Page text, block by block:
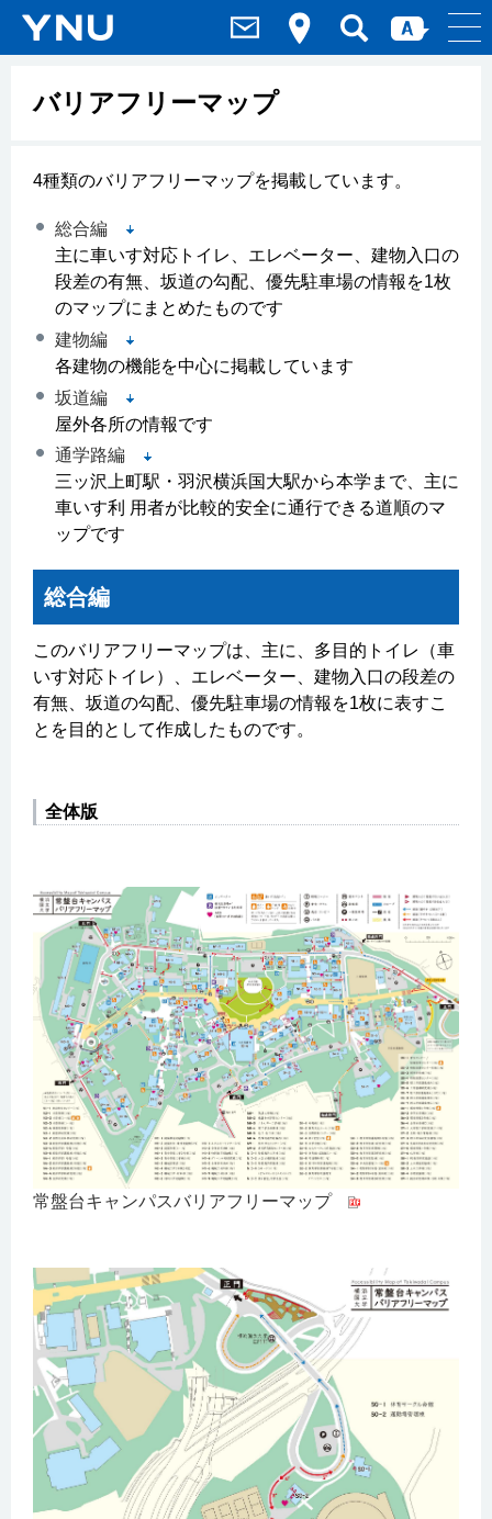
バリアフリーマップ
4種類のバリアフリーマップを掲載しています。
総合編
主に車いす対応トイレ、エレベーター、建物入口の
段差の有無、坂道の勾配、優先駐車場の情報を1枚
のマップにまとめたものです
建物編
各建物の機能を中心に掲載しています
坂道編
屋外各所の情報です
通学路編
三ッ沢上町駅・羽沢横浜国大駅から本学まで、主に
車いす利 用者が比較的安全に通行できる道順のマ
ップです
総合編
このバリアフリーマップは、主に、多目的トイレ（車
いす対応トイレ）、エレベーター、建物入口の段差の
有無、坂道の勾配、優先駐車場の情報を1枚に表すこ
とを目的として作成したものです。
全体版
常盤台キャンパスバリアフリーマップ